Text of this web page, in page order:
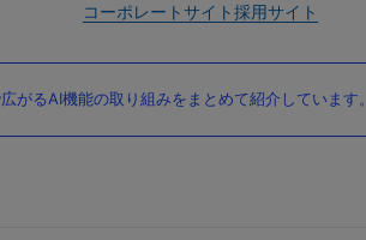
コーポレートサイト採用サイト
がるAI機能の取り組みをまとめて紹介しています。